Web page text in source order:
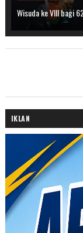
Wisuda ke VIII bagi
IKLAN